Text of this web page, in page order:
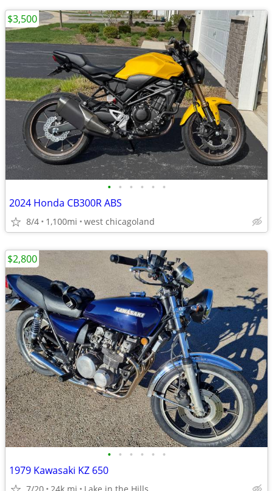
• • • • • •
2024 Honda CB300R ABS
8/4 1,100mi west chicagoland
$3,500
• • • • • •
1979 Kawasaki KZ 650
$2,800